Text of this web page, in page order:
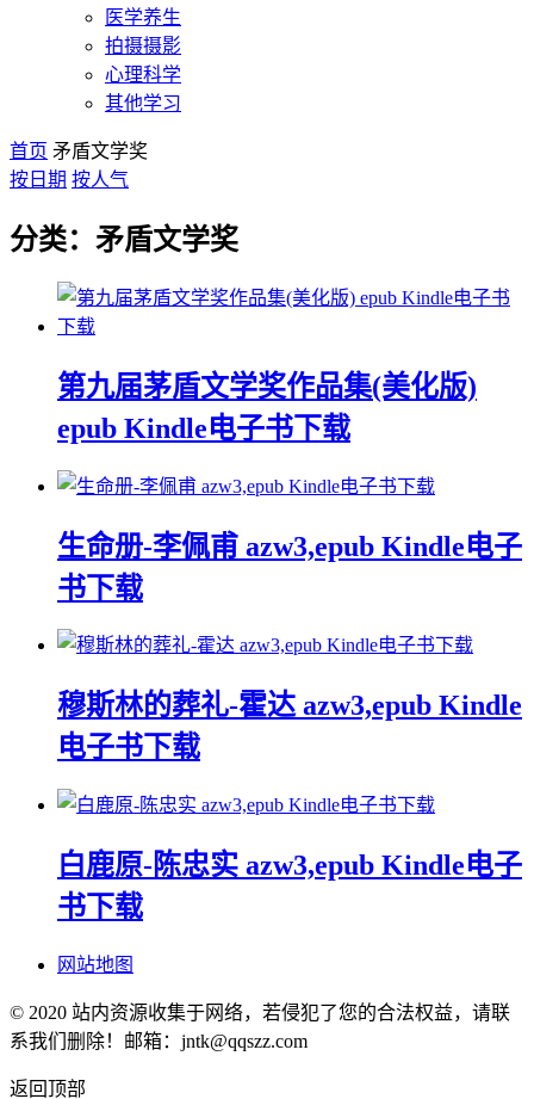
医学养生
拍摄摄影
心理科学
其他学习
首页 矛盾文学奖
按日期 按人气
分类：矛盾文学奖
第九届茅盾文学奖作品集(美化版)
epub Kindle电子书下载
生命册-李佩甫 azw3,epub Kindle电子
书下载
穆斯林的葬礼-霍达 azw3,epub Kindle
电子书下载
白鹿原-陈忠实 azw3,epub Kindle电子
书下载
网站地图
© 2020 站内资源收集于网络，若侵犯了您的合法权益，请联
系我们删除！邮箱：jntk@qqszz.com
返回顶部